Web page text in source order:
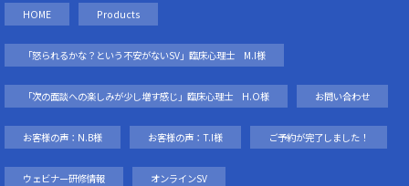
HOME Products
「怒られるかな？という不安がないSV」臨床心理士 M.I様
「次の面談への楽しみが少し増す感じ」臨床心理士 H.O様 お問い合わせ
お客様の声：N.B様 お客様の声：T.I様 ご予約が完了しました！
ウェビナー研修情報 オンラインSV